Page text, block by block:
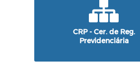
CRP - Cer. de Reg.
Previdenciária